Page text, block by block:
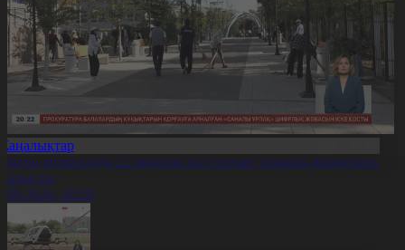
облысында 22 мыңнан аса тұрғын тазалық жұмысына
20:20